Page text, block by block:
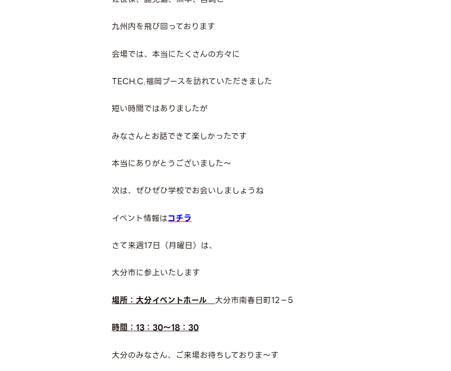
九州内を飛び回っております
会場では、本当にたくさんの方々に
TECH.C.福岡ブースを訪れていただきました
短い時間ではありましたが
みなさんとお話できて楽しかったです
本当にありがとうございました～
次は、ぜひぜひ学校でお会いしましょうね
イベント情報はコチラ
さて来週17日（月曜日）は、
大分市に参上いたします
場所：大分イベントホール 大分市南春日町12－5
時間：13：30～18：30
大分のみなさん、ご来場お待ちしておりま～す